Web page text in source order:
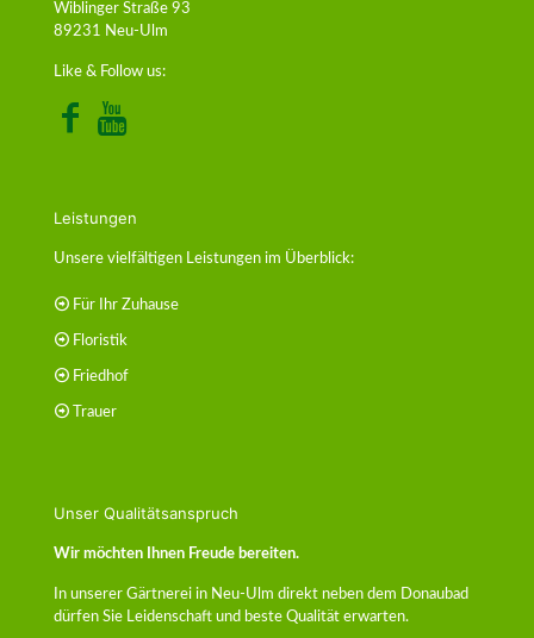
Wiblinger Straße 93
89231 Neu-Ulm
Like & Follow us:
Leistungen
Unsere vielfältigen Leistungen im Überblick:
Für Ihr Zuhause
Floristik
Friedhof
Trauer
Unser Qualitätsanspruch
Wir möchten Ihnen Freude bereiten.
In unserer Gärtnerei in Neu-Ulm direkt neben dem Donaubad
dürfen Sie Leidenschaft und beste Qualität erwarten.